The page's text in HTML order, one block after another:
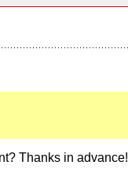
Thanks in advance!